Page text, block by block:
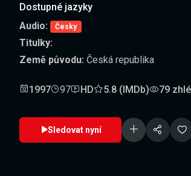
Dostupné jazyky
Audio:
Česky
Titulky:
Země původu: Česká republika
1997 97 HD 5.8 (IMDb) 79
Sledovat nyní